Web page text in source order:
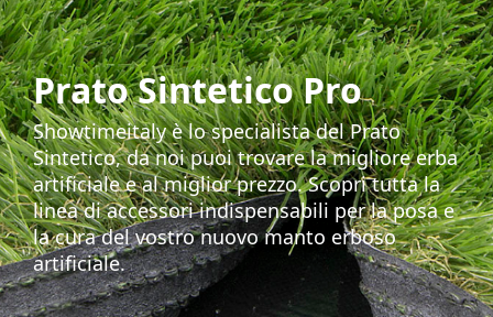
Prato Sintetico Pro
Showtimeitaly è lo specialista del Prato
Sintetico, da noi puoi trovare la migliore erba
artificiale e al miglior prezzo. Scopri tutta la
linea di accessori indispensabili per la posa e
la cura del vostro nuovo manto erboso
artificiale.